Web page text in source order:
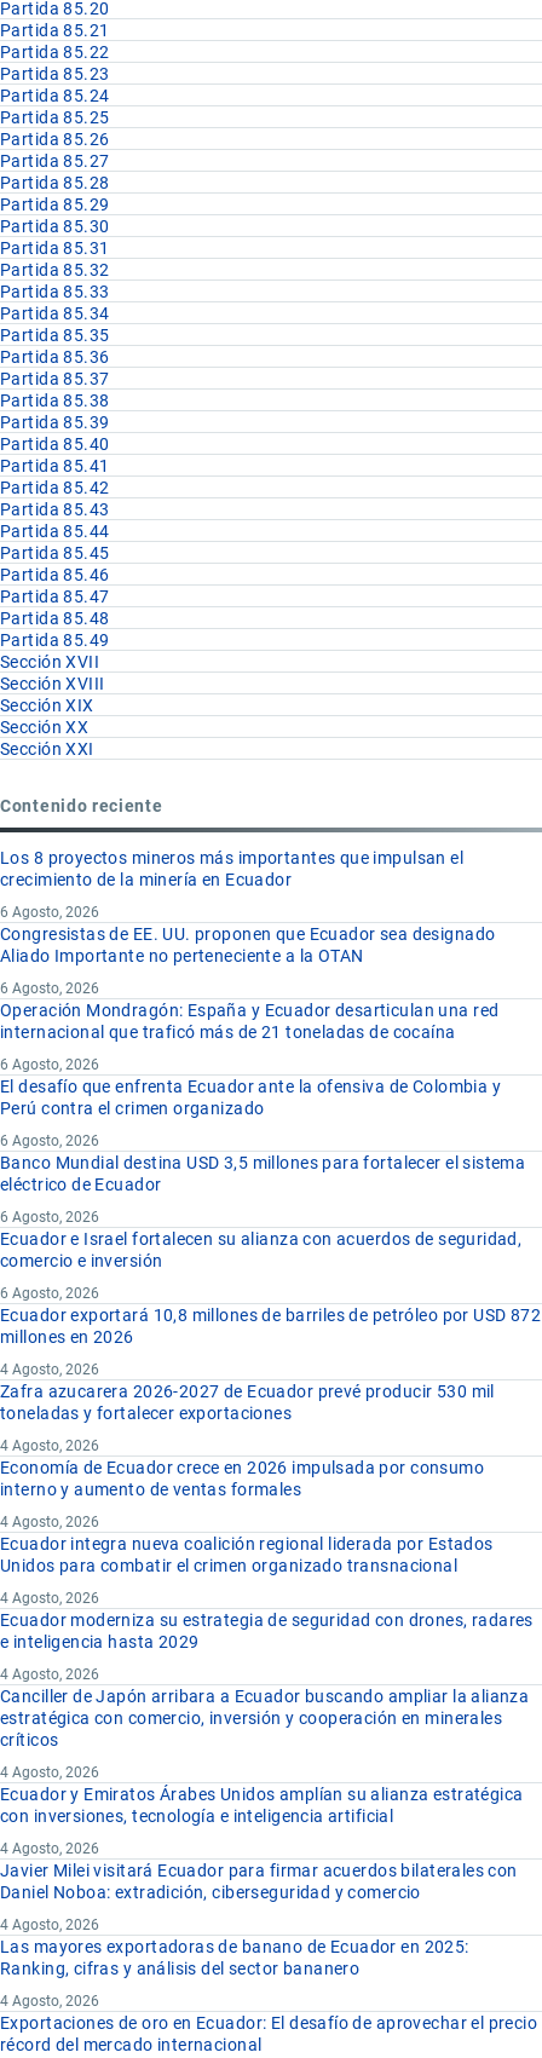
Partida 85.20
Partida 85.21
Partida 85.22
Partida 85.23
Partida 85.24
Partida 85.25
Partida 85.26
Partida 85.27
Partida 85.28
Partida 85.29
Partida 85.30
Partida 85.31
Partida 85.32
Partida 85.33
Partida 85.34
Partida 85.35
Partida 85.36
Partida 85.37
Partida 85.38
Partida 85.39
Partida 85.40
Partida 85.41
Partida 85.42
Partida 85.43
Partida 85.44
Partida 85.45
Partida 85.46
Partida 85.47
Partida 85.48
Partida 85.49
Sección XVII
Sección XVIII
Sección XIX
Sección XX
Sección XXI
Contenido reciente
Los 8 proyectos mineros más importantes que impulsan el
crecimiento de la minería en Ecuador
6 Agosto, 2026
Congresistas de EE. UU. proponen que Ecuador sea designado
Aliado Importante no perteneciente a la OTAN
6 Agosto, 2026
Operación Mondragón: España y Ecuador desarticulan una red
internacional que traficó más de 21 toneladas de cocaína
6 Agosto, 2026
El desafío que enfrenta Ecuador ante la ofensiva de Colombia y
Perú contra el crimen organizado
6 Agosto, 2026
Banco Mundial destina USD 3,5 millones para fortalecer el sistema
eléctrico de Ecuador
6 Agosto, 2026
Ecuador e Israel fortalecen su alianza con acuerdos de seguridad,
comercio e inversión
6 Agosto, 2026
Ecuador exportará 10,8 millones de barriles de petróleo por USD 872
millones en 2026
4 Agosto, 2026
Zafra azucarera 2026-2027 de Ecuador prevé producir 530 mil
toneladas y fortalecer exportaciones
4 Agosto, 2026
Economía de Ecuador crece en 2026 impulsada por consumo
interno y aumento de ventas formales
4 Agosto, 2026
Ecuador integra nueva coalición regional liderada por Estados
Unidos para combatir el crimen organizado transnacional
4 Agosto, 2026
Ecuador moderniza su estrategia de seguridad con drones, radares
e inteligencia hasta 2029
4 Agosto, 2026
Canciller de Japón arribara a Ecuador buscando ampliar la alianza
estratégica con comercio, inversión y cooperación en minerales
críticos
4 Agosto, 2026
Ecuador y Emiratos Árabes Unidos amplían su alianza estratégica
con inversiones, tecnología e inteligencia artificial
4 Agosto, 2026
Javier Milei visitará Ecuador para firmar acuerdos bilaterales con
Daniel Noboa: extradición, ciberseguridad y comercio
4 Agosto, 2026
Las mayores exportadoras de banano de Ecuador en 2025:
Ranking, cifras y análisis del sector bananero
4 Agosto, 2026
Exportaciones de oro en Ecuador: El desafío de aprovechar el precio
récord del mercado internacional